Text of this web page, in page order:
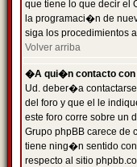
que tiene lo que decir el
la programaci�n de
siga los procedimientos
Volver arriba
�A qui�n contacto con
Ud. deber�a
del foro y que el le
este foro corre sobre un
Grupo phpBB carece de
tiene ning�n sentido
respecto al sitio